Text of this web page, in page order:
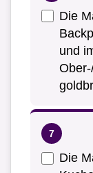
Die
und
Die